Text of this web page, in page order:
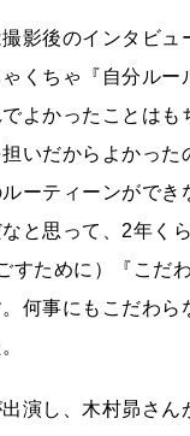
影後のインタビ
くちゃ『自分ル
よかったことはも
いだからよかっ
ーティーンがで
と思って、2年く
すために）『こだ
何事にもこだわ
演し、木村昴さ